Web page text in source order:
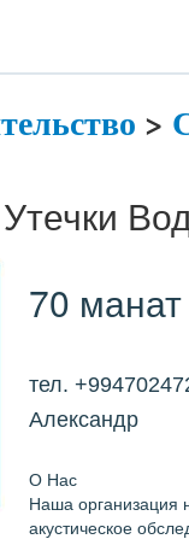
>
70 манат
тел.
Александр
О Нас
Наша организация
акустическое